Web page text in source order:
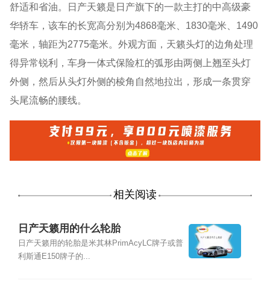
舒适和省油。日产天籁是日产旗下的一款主打的中高级豪
华轿车，该车的长宽高分别为4868毫米、1830毫米、1490
毫米，轴距为2775毫米。外观方面，天籁头灯的边角处理
得异常锐利，车身一体式保险杠的弧形由两侧上翘至头灯
外侧，然后从头灯外侧的棱角自然地拉出，形成一条贯穿
头尾流畅的腰线。
相关阅读
日产天籁用的什么轮胎
日产天籁用的轮胎是米其林PrimAcyLC牌子或普
利斯通E150牌子的...